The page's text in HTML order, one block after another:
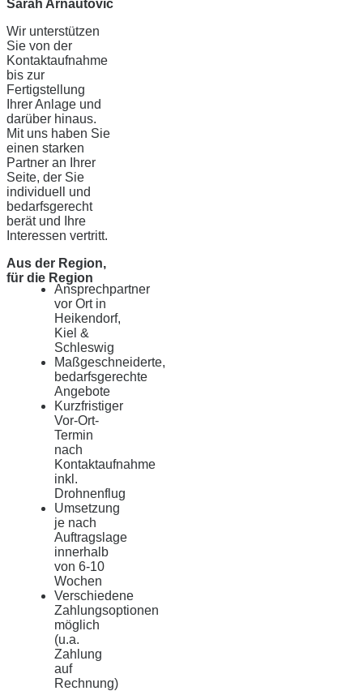
Sarah Arnautovic
Wir unterstützen
Sie von der
Kontaktaufnahme
bis zur
Fertigstellung
Ihrer Anlage und
darüber hinaus.
Mit uns haben Sie
einen starken
Partner an Ihrer
Seite, der Sie
individuell und
bedarfsgerecht
berät und Ihre
Interessen vertritt.
Aus der Region,
für die Region
Ansprechpartner
vor Ort in
Heikendorf,
Kiel &
Schleswig
Maßgeschneiderte,
bedarfsgerechte
Angebote
Kurzfristiger
Vor-Ort-
Termin
nach
Kontaktaufnahme
inkl.
Drohnenflug
Umsetzung
je nach
Auftragslage
innerhalb
von 6-10
Wochen
Verschiedene
Zahlungsoptionen
möglich
(u.a.
Zahlung
auf
Rechnung)